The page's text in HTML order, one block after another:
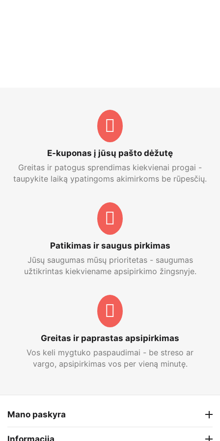
E-kuponas į jūsų pašto dėžutę
Greitas ir patogus sprendimas kiekvienai progai -
taupykite laiką ypatingoms akimirkoms be rūpesčių.
Patikimas ir saugus pirkimas
Jūsų saugumas mūsų prioritetas - saugumas
užtikrintas kiekviename apsipirkimo žingsnyje.
Greitas ir paprastas apsipirkimas
Vos keli mygtuko paspaudimai - be streso ar
vargo, apsipirkimas vos per vieną minutę.
Mano paskyra